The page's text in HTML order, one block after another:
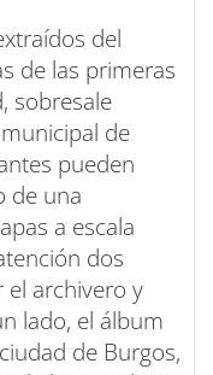
del
de las primeras
sobresale
de
pueden
de una
a escala
dos
el archivero y
lado, el álbum
de Burgos,